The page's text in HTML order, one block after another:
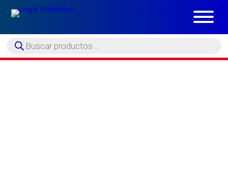
Búsqueda
de